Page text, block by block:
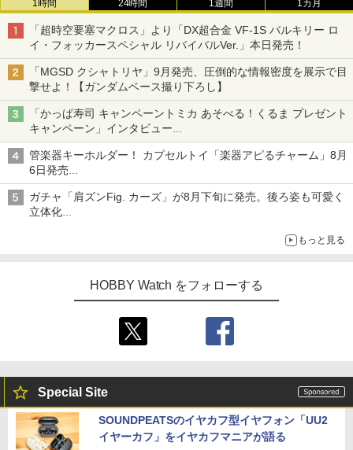
1時間 24時間 1週間 1カ月
「超時空要塞マクロス」より「DX超合金 VF-1S バルキリー ロ
イ・フォッカースペシャル リバイバルVer.」本日発売！
「MGSD クシャトリヤ」9月発売、圧倒的な情報密度を展示で目
撃せよ！【ガンダムベース撮り下ろし】
「かっぱ寿司 キャンペーントミカ あそべる！くるま プレゼント
キャンペーン」インタビュー
子どもが楽しめるかっぱ寿司ならではの体験とコラボの楽しさを
追求
管楽器キーホルダー！ カプセルトイ「楽器アピるチャーム」8月
6日発売
チューバ、テナサクなど5種各3色
ガチャ「肩ズンFig. カーズ」が8月下旬に発売。後ろ姿も可愛く
立体化
もっと見る
HOBBY Watch をフォローする
Special Site
SOUNDPEATSのイヤカフ型イヤフォン「UU2
イヤーカフ」をイヤカフマニアが語る